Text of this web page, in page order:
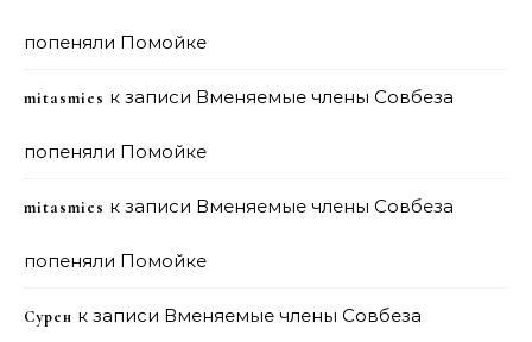
попеняли Помойке
mitasmies к записи Вменяемые члены Совбеза
попеняли Помойке
mitasmies к записи Вменяемые члены Совбеза
попеняли Помойке
Сурен к записи Вменяемые члены Совбеза